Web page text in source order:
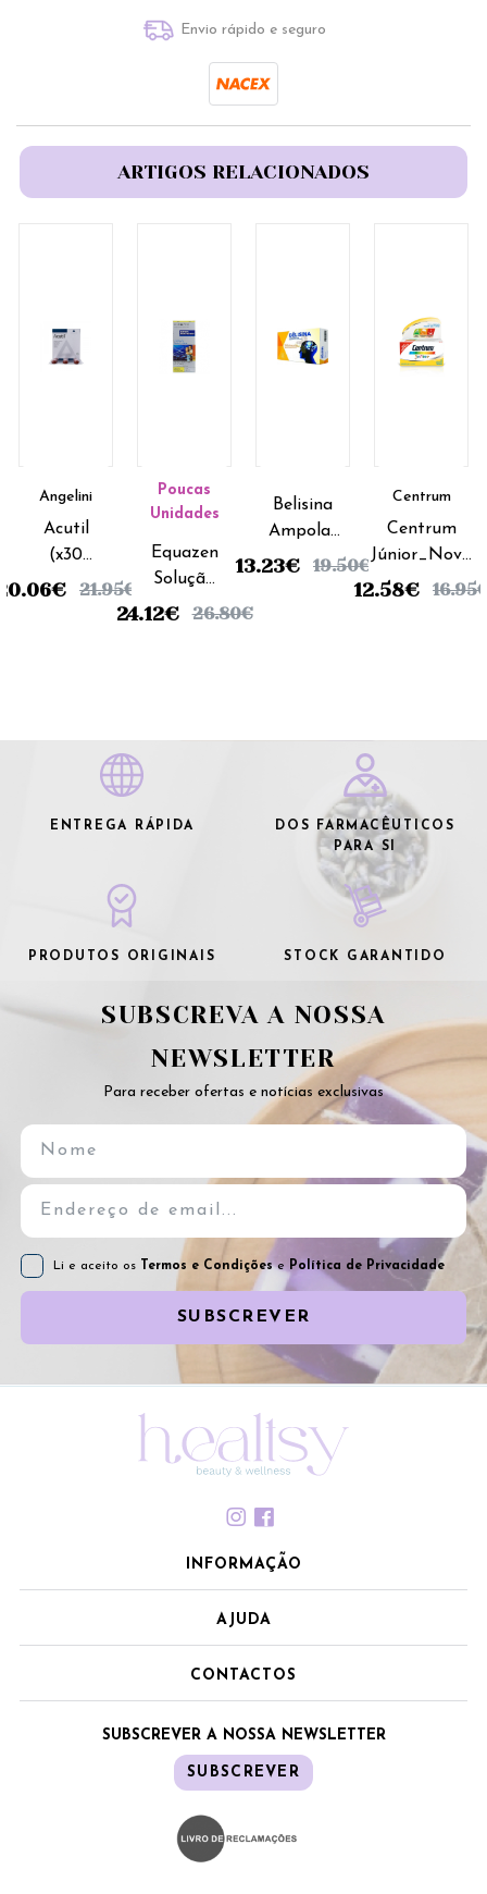
Envio rápido e seguro
ARTIGOS RELACIONADOS
Angelini
Acutil
(x30
cápsulas)
€ 21.95€
Poucas
Unidades
Equazen
Solução
Oral -
24.12€ 26.80€
Belisina
Ampolas
Bebiveis -
13.23€ 19.50€
Centrum
Centrum
Júnior_Novo
Sabor (x30
12.58€ 16.95
ENTREGA RÁPIDA
DOS FARMACÊUTICOS
PARA SI
PRODUTOS ORIGINAIS STOCK GARANTIDO
SUBSCREVA A NOSSA
NEWSLETTER
Para receber ofertas e notícias exclusivas
Li e aceito os Termos e Condiçõese Política de Privacidade
SUBSCREVER
INFORMAÇÃO
AJUDA
CONTACTOS
SUBSCREVER A NOSSA NEWSLETTER
SUBSCREVER